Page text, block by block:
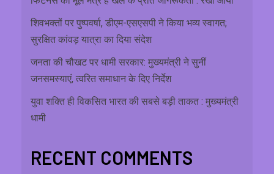
शिवभक्तों पर पुष्पवर्षा, डीएम-एसएसपी ने किया भव्य स्वागत;
सुरक्षित कांवड़ यात्रा का दिया संदेश
जनता की चौखट पर धामी सरकार: मुख्यमंत्री ने सुनीं
जनसमस्याएं, त्वरित समाधान के दिए निर्देश
युवा शक्ति ही विकसित भारत की सबसे बड़ी ताकत : मुख्यमंत्री
धामी
RECENT COMMENTS